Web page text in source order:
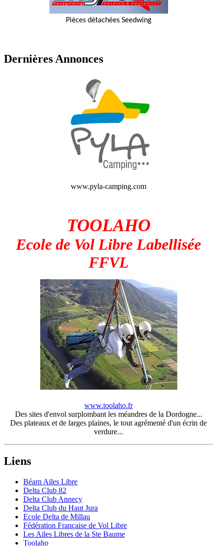
Pièces détachées Seedwing
Dernières Annonces
www.pyla-camping.com
TOOLAHO
Ecole de Vol Libre Labellisée
FFVL
www.toolaho.fr
Des sites d'envol surplombant les méandres de la Dordogne...
Des plateaux et de larges plaines, le tout agrémenté d'un écrin de
verdure...
Liens
Béarn Ailes Libre
Delta Club 82
Delta Club Annecy
Delta Club du Haut Jura
Ecole Delta de Millau
Fédération Française de Vol Libre
Les Ailes Libres de la Ste Baume
Toolaho